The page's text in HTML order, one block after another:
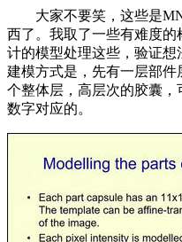
大家不要笑，这些是
西了。我取了一些有难度
计的模型处理这些，验证
建模方式是，先有一层部
个整体层，高层次的胶囊
数字对应的。